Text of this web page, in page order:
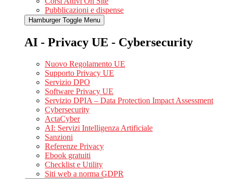
Pubblicazioni e dispense
Hamburger Toggle Menu
AI - Privacy UE - Cybersecurity
Nuovo Regolamento UE
Supporto Privacy UE
Servizio DPO
Software Privacy UE
Servizio DPIA – Data Protection Impact Assessment
Cybersecurity
ActaCyber
AI: Servizi Intelligenza Artificiale
Sanzioni
Referenze Privacy
Ebook gratuiti
Checklist e Utility
Siti web a norma GDPR